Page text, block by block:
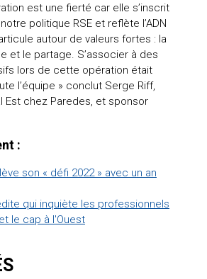
est une fierté car elle s’inscrit
politique RSE et reflète l’ADN
autour de valeurs fortes : la
et le partage. S’associer à des
lors de cette opération était
l’équipe » conclut Serge Riff,
Est chez Paredes, et sponsor
:
son « défi 2022 » avec un an
qui inquiète les professionnels
le cap à l'Ouest